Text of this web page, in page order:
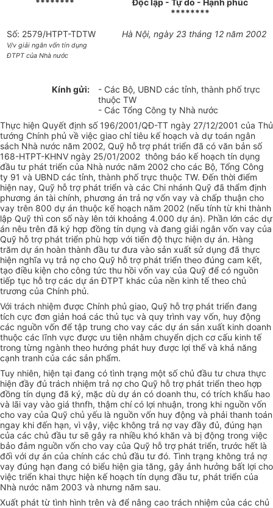
********
Độc lập - Tự do - Hạnh phúc
********
Số: 2579/HTPT-TDTW
V/v giải ngân vốn tín dụng
ĐTPT của Nhà nước
Hà Nội, ngày 23 tháng 12 năm 2002
Kính gửi:
- Các Bộ, UBND các tỉnh, thành phố trực
thuộc TW
- Các Tổng Công ty Nhà nước
Thực hiện Quyết định số 196/2001/QĐ-TT ngày 27/12/2001 của Thủ
tướng Chính phủ về việc giao chỉ tiêu kế hoạch và dự toán ngân
sách Nhà nước năm 2002, Quỹ hỗ trợ phát triển đã có văn bản số
168-HTPT-KHNV ngày 25/01/2002 thông báo kế hoạch tín dụng
đầu tư phát triển của Nhà nước năm 2002 cho các Bộ, Tổng Công
ty 91 và UBND các tỉnh, thành phố trực thuộc TW. Đến thời điểm
hiện nay, Quỹ hỗ trợ phát triển và các Chi nhánh Quỹ đã thẩm định
phương án tài chính, phương án trả nợ vốn vay và chấp thuận cho
vay trên 800 dự án thuộc kế hoạch năm 2002 (nếu tính từ khi thành
lập Quỹ thì con số này lên tới khoảng 4.000 dự án). Phần lớn các dự
án nêu trên đã ký hợp đồng tín dụng và đang giải ngân vốn vay của
Quỹ hỗ trợ phát triển phù hợp với tiến độ thực hiện dự án. Hàng
trăm dự án hoàn thành đầu tư đưa vào sản xuất sử dụng đã thực
hiện nghĩa vụ trả nợ cho Quỹ hỗ trợ phát triển theo đúng cam kết,
tạo điều kiện cho công tức thu hồi vốn vay của Quỹ để có nguồn
tiếp tục hỗ trợ các dự án ĐTPT khác của nền kinh tế theo chủ
trương của Chính phủ.
Với trách nhiệm được Chính phủ giao, Quỹ hỗ trợ phát triển đang
tích cực đơn giản hoá các thủ tục và quy trình vay vốn, huy động
các nguồn vốn để tập trung cho vay các dự án sản xuất kinh doanh
thuộc các lĩnh vực được ưu tiên nhằm chuyển dịch cơ cấu kinh tế
trong từng ngành theo hướng phát huy được lợi thế và khả năng
cạnh tranh của các sản phẩm.
Tuy nhiên, hiện tại đang có tình trạng một số chủ đầu tư chưa thực
hiện đầy đủ trách nhiệm trả nợ cho Quỹ hỗ trợ phát triển theo hợp
đồng tín dụng đã ký, mặc dù dự án có doanh thu, có trích khấu hao
và lãi vay vào giá thnfh, thậm chí có lợi nhuận, trong khi nguồn vốn
cho vay của Quỹ chủ yếu là nguồn vốn huy động và phải thanh toán
ngay khi đến hạn, vì vậy, việc không trả nợ vay đầy đủ, đúng hạn
của các chủ đầu tư sẽ gây ra nhiều khó khăn và bị động trong việc
bảo đảm nguồn vốn cho vay của Quỹ hỗ trợ phát triển, trước hết là
đối với dự án của chính các chủ đầu tư đó. Tình trạng không trả nợ
vay đúng hạn đang có biểu hiện gia tăng, gây ảnh hưởng bất lợi cho
việc triển khai thực hiện kế hoạch tín dụng đầu tư, phát triển của
Nhà nước năm 2003 và nhưng năm sau.
Xuất phát từ tình hình trên và để nâng cao trách nhiệm của các chủ